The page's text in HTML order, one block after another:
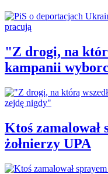
"Z drogi, na
kampanii
Ktoś zamalował
żołnierzy UPA